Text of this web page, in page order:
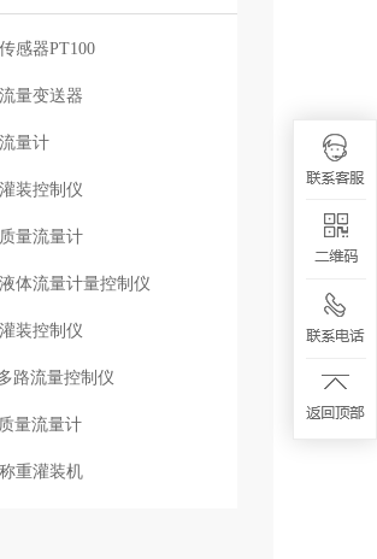
感器PT100
量变送器
量计
装控制仪
量流量计
体流量计量控制仪
装控制仪
路流量控制仪
量流量计
重灌装机